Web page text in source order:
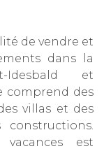
de vendre et
dans la
et
comprend des
villas et des
est